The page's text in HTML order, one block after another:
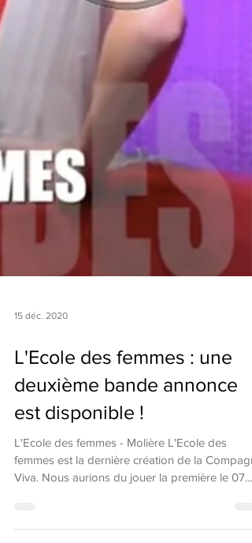
L'Ecole des femmes : une
deuxième bande annonce
est disponible !
L'Ecole des femmes - Molière L'Ecole des
femmes est la dernière création de la